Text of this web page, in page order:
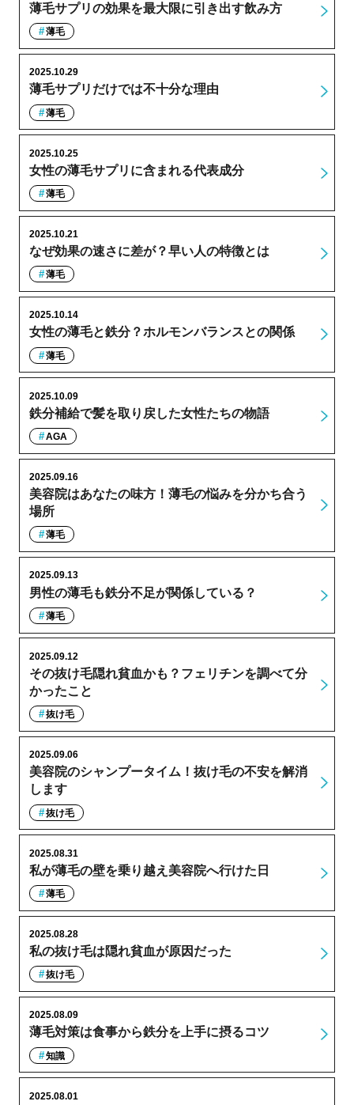
薄毛サプリの効果を最大限に引き出す飲み方
薄毛
薄毛サプリだけでは不十分な理由
2025.10.29
薄毛
女性の薄毛サプリに含まれる代表成分
2025.10.25
薄毛
なぜ効果の速さに差が？早い人の特徴とは
2025.10.21
薄毛
女性の薄毛と鉄分？ホルモンバランスとの関係
2025.10.14
薄毛
鉄分補給で髪を取り戻した女性たちの物語
2025.10.09
AGA
美容院はあなたの味方！薄毛の悩みを分かち合う
場所
2025.09.16
薄毛
男性の薄毛も鉄分不足が関係している？
2025.09.13
薄毛
その抜け毛隠れ貧血かも？フェリチンを調べて分
かったこと
2025.09.12
抜け毛
美容院のシャンプータイム！抜け毛の不安を解消
します
2025.09.06
抜け毛
私が薄毛の壁を乗り越え美容院へ行けた日
2025.08.31
薄毛
私の抜け毛は隠れ貧血が原因だった
2025.08.28
抜け毛
薄毛対策は食事から鉄分を上手に摂るコツ
2025.08.09
知識
2025.08.01